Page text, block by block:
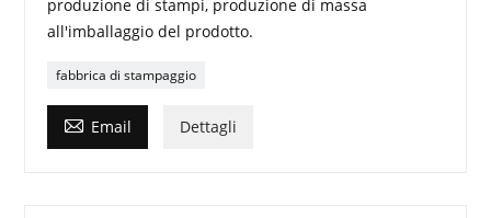
produzione di stampi, produzione di massa
all'imballaggio del prodotto.
fabbrica di stampaggio
 Email Dettagli